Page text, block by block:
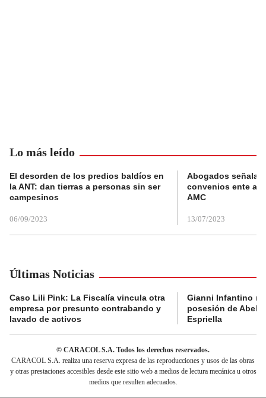
Lo más leído
El desorden de los predios baldíos en
la ANT: dan tierras a personas sin ser
campesinos
06/09/2023
Abogados
convenios ente
AMC
13/07/2023
Últimas Noticias
Caso Lili Pink: La Fiscalía vincula otra
empresa por presunto contrabando y
lavado de activos
Gianni Infantino
posesión de
Espriella
© CARACOL S.A. Todos los derechos reservados.
CARACOL S.A. realiza una reserva expresa de las reproducciones y usos de las obras
y otras prestaciones accesibles desde este sitio web a medios de lectura mecánica u otros
medios que resulten adecuados.